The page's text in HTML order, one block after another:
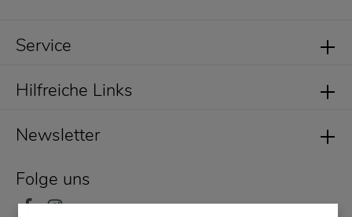
Service
Newsletter
Folge uns
Hilfreiche Links